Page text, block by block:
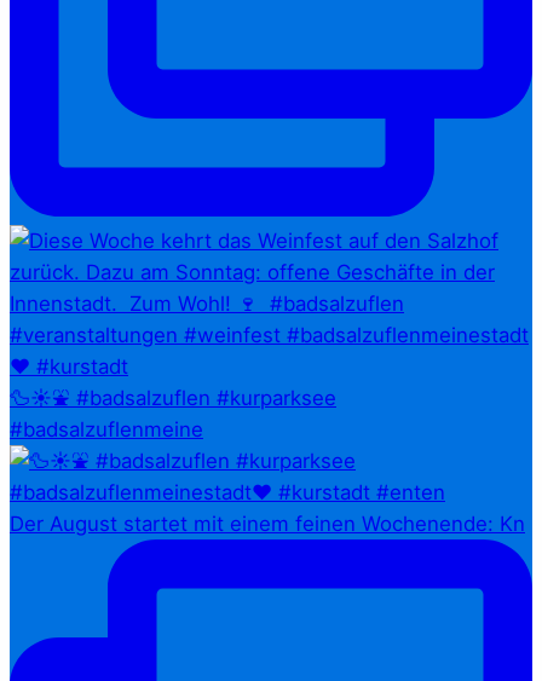
🦆☀️⛲ #badsalzuflen #kurparksee
#badsalzuflenmeine
Der August startet mit einem feinen Wochenende: Kn